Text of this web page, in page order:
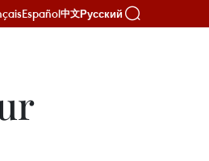
Español中文Русский